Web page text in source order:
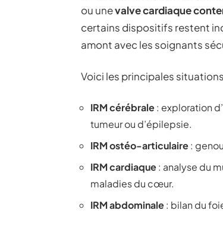
ou unevalve cardiaque
certains dispositifs restent
amont avec les soignants
Voici les principales
IRM cérébrale: exploration
tumeur ou d’épilepsie.
IRM ostéo-articulaire:
IRM cardiaque: analyse du
maladies du cœur.
IRM abdominale: bilan du